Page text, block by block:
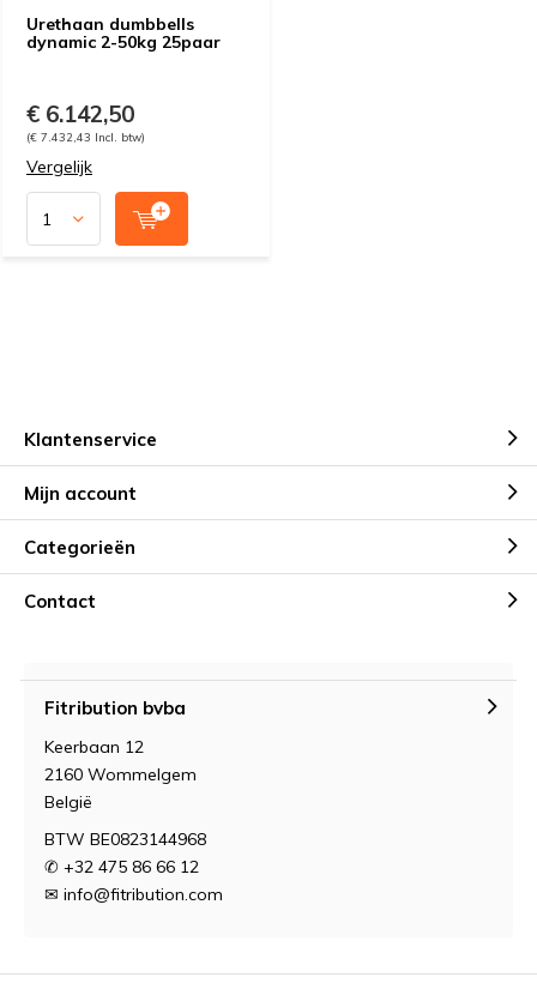
Urethaan dumbbells
dynamic 2-50kg 25paar
€ 6.142,50
(€ 7.432,43 Incl. btw)
Vergelijk
Klantenservice
Mijn account
Categorieën
Contact
Fitribution bvba
Keerbaan 12
2160 Wommelgem
België
BTW BE0823144968
✆ +32 475 86 66 12
✉ info@fitribution.com